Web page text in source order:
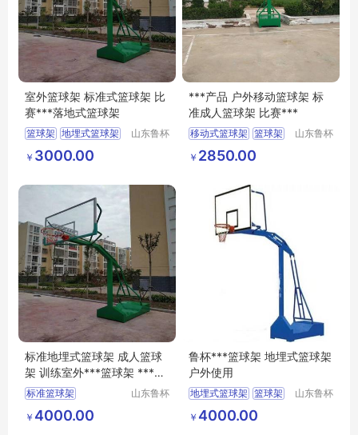
室外篮球架 标准式篮球架 比
赛***落地式篮球架
篮球架 地埋式篮球架
比赛
山东鲁杯
￥ 3000.00
***产品 户外移动篮球架 标
准成人篮球架 比赛***
移动式篮球架 篮球架
户外篮球架
山东鲁杯
￥ 2850.00
标准地埋式篮球架 成人篮球
架 训练室外***篮球架 ***销
售
标准篮球架
地埋式篮球架
销售
山东鲁杯
￥ 4000.00
鲁杯***篮球架 地埋式篮球架
户外使用
地埋式篮球架 篮球架
山东鲁杯
￥ 4000.00